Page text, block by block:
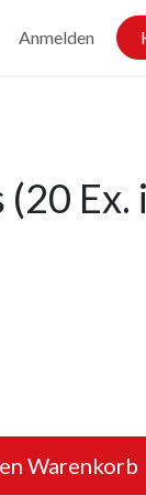
Anmelden
Ex.
Warenkorb